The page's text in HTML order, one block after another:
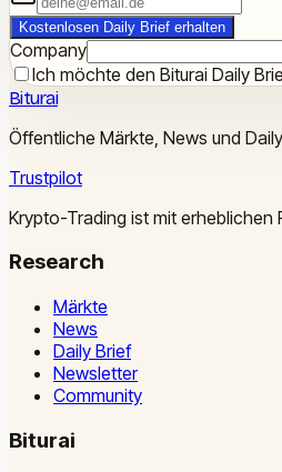
Kostenlosen Daily Brief erhalten
Company
Ich möchte den Biturai Daily
Biturai
Öffentliche Märkte, News und
Trustpilot
Krypto-Trading ist mit erheblichen
Research
Märkte
News
Daily Brief
Newsletter
Community
Biturai